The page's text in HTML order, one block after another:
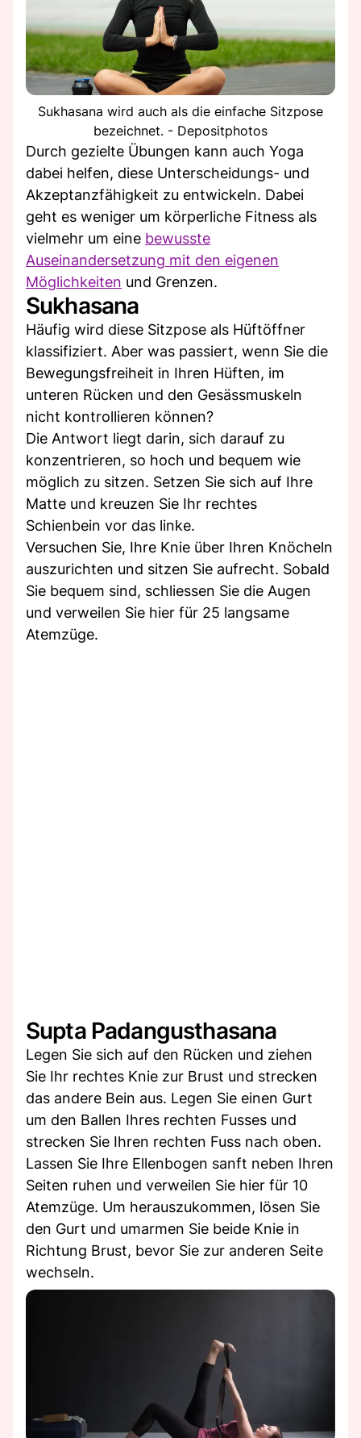
Sukhasana wird auch als die einfache Sitzpose
bezeichnet. - Depositphotos
Durch gezielte Übungen kann auch Yoga
dabei helfen, diese Unterscheidungs- und
Akzeptanzfähigkeit zu entwickeln. Dabei
geht es weniger um körperliche Fitness als
vielmehr um eine bewusste
Auseinandersetzung mit den eigenen
Möglichkeiten und Grenzen.
Sukhasana
Häufig wird diese Sitzpose als Hüftöffner
klassifiziert. Aber was passiert, wenn Sie die
Bewegungsfreiheit in Ihren Hüften, im
unteren Rücken und den Gesässmuskeln
nicht kontrollieren können?
Die Antwort liegt darin, sich darauf zu
konzentrieren, so hoch und bequem wie
möglich zu sitzen. Setzen Sie sich auf Ihre
Matte und kreuzen Sie Ihr rechtes
Schienbein vor das linke.
Versuchen Sie, Ihre Knie über Ihren Knöcheln
auszurichten und sitzen Sie aufrecht. Sobald
Sie bequem sind, schliessen Sie die Augen
und verweilen Sie hier für 25 langsame
Atemzüge.
Supta Padangusthasana
Legen Sie sich auf den Rücken und ziehen
Sie Ihr rechtes Knie zur Brust und strecken
das andere Bein aus. Legen Sie einen Gurt
um den Ballen Ihres rechten Fusses und
strecken Sie Ihren rechten Fuss nach oben.
Lassen Sie Ihre Ellenbogen sanft neben Ihren
Seiten ruhen und verweilen Sie hier für 10
Atemzüge. Um herauszukommen, lösen Sie
den Gurt und umarmen Sie beide Knie in
Richtung Brust, bevor Sie zur anderen Seite
wechseln.